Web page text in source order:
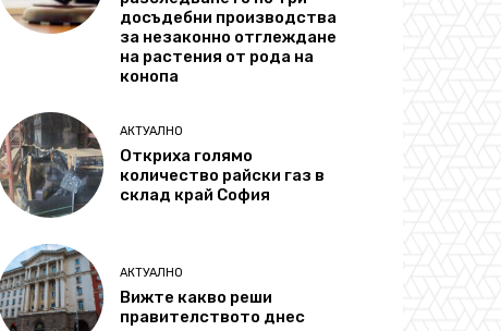
досъдебни производства
за незаконно отглеждане
на растения от рода на
конопа
АКТУАЛНО
Откриха голямо
количество райски газ в
склад край София
АКТУАЛНО
Вижте какво реши
правителството днес